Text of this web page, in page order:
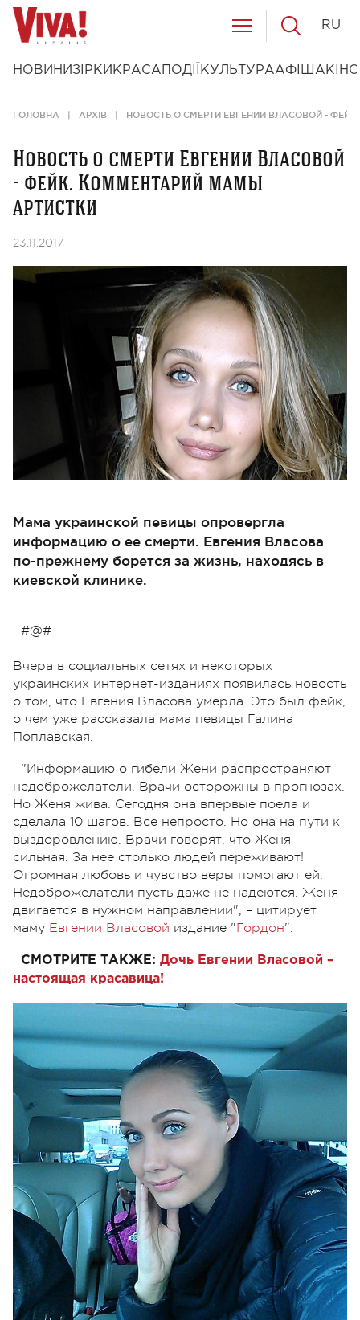
НОВИНИ ЗІРКИ КРАСА ПОДІЇ КУЛЬТУРААФІША КІНО
RU
ГОЛОВНА АРХІВ НОВОСТЬ О СМЕРТИ ЕВГЕНИИ ВЛАСОВОЙ -
Новость о смерти Евгении Власовой
- фейк. Комментарий мамы
артистки
23.11.2017
Мама украинской певицы опровергла
информацию о ее смерти. Евгения Власова
по-прежнему борется за жизнь, находясь в
киевской клинике.
#@#
Вчера в социальных сетях и некоторых
украинских интернет-изданиях появилась новость
о том, что Евгения Власова умерла. Это был фейк,
о чем уже рассказала мама певицы Галина
Поплавская.
"Информацию о гибели Жени распространяют
недоброжелатели. Врачи осторожны в прогнозах.
Но Женя жива. Сегодня она впервые поела и
сделала 10 шагов. Все непросто. Но она на пути к
выздоровлению. Врачи говорят, что Женя
сильная. За нее столько людей переживают!
Огромная любовь и чувство веры помогают ей.
Недоброжелатели пусть даже не надеются. Женя
двигается в нужном направлении", – цитирует
маму Евгении Власовой издание "Гордон".
СМОТРИТЕ ТАКЖЕ: Дочь Евгении Власовой –
настоящая красавица!